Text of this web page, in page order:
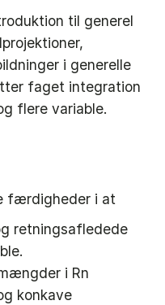
til generel
i generelle
faget integration
flere variable.
færdigheder i at
retningsafledede
i Rn
konkave